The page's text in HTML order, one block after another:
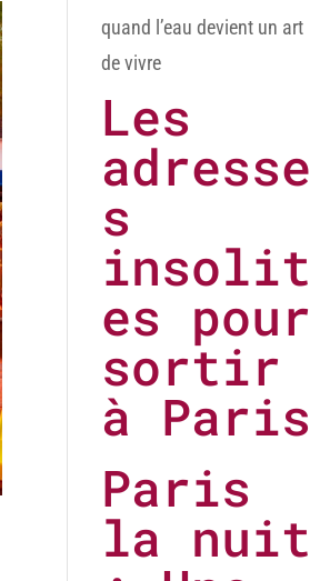
quand l’eau devient un art
de vivre
Les
adresse
s
insolit
es pour
sortir
à Paris
Paris
la nuit